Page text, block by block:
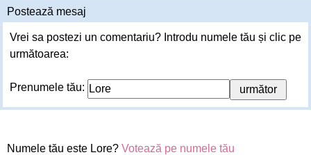
Postează mesaj
Vrei sa postezi un comentariu? Introdu numele tău și clic pe
următoarea:
Prenumele tău:
Numele tău este Lore? Votează pe numele tău